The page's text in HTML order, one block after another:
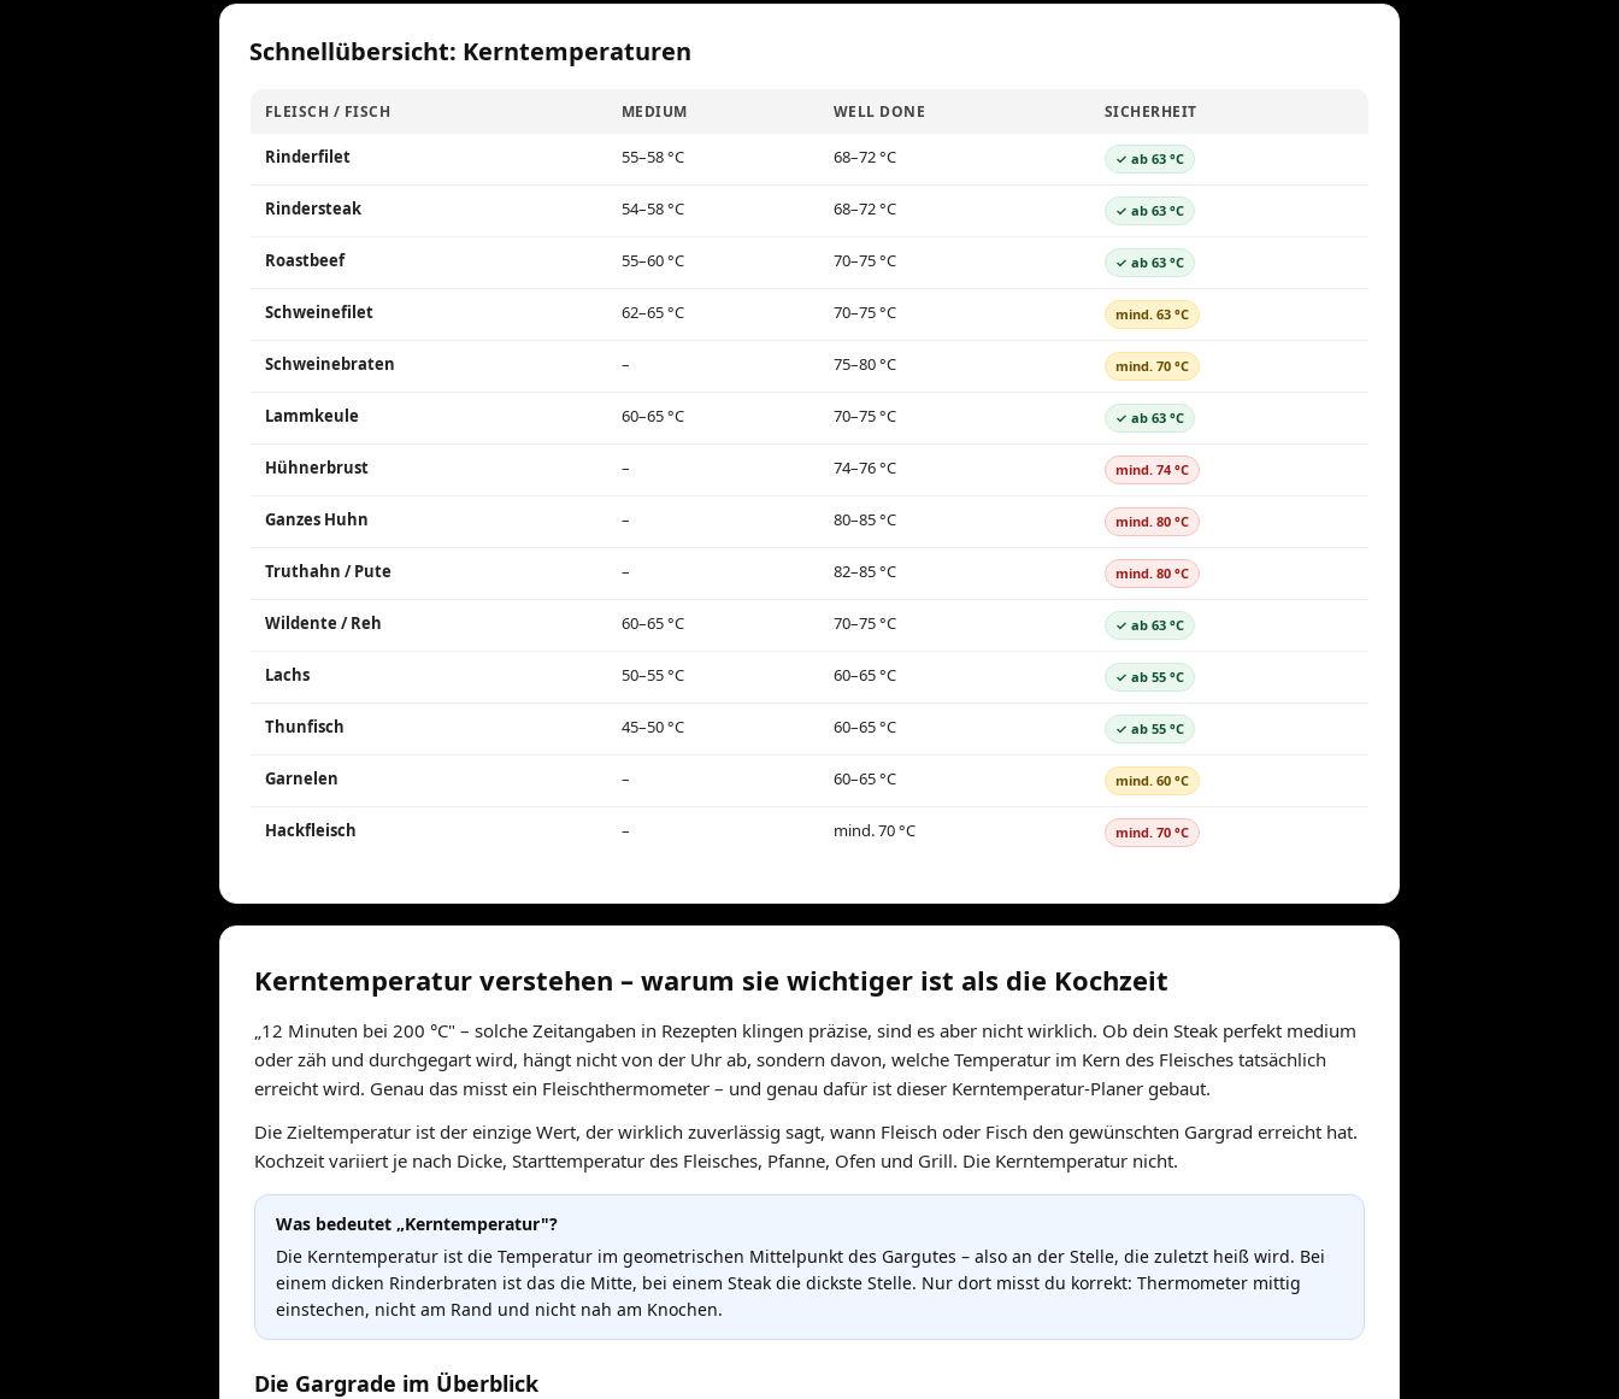
Schnellübersicht: Kerntemperaturen
FLEISCH / FISCH MEDIUM WELL DONE SICHERHEIT
Rinderfilet 55–58 °C 68–72 °C ✓ ab 63 °C
Rindersteak 54–58 °C 68–72 °C ✓ ab 63 °C
Roastbeef 55–60 °C 70–75 °C ✓ ab 63 °C
Schweinefilet 62–65 °C 70–75 °C mind. 63 °C
Schweinebraten – 75–80 °C mind. 70 °C
Lammkeule 60–65 °C 70–75 °C ✓ ab 63 °C
Hühnerbrust – 74–76 °C mind. 74 °C
Ganzes Huhn – 80–85 °C mind. 80 °C
Truthahn / Pute – 82–85 °C mind. 80 °C
Wildente / Reh 60–65 °C 70–75 °C ✓ ab 63 °C
Lachs 50–55 °C 60–65 °C ✓ ab 55 °C
Thunfisch 45–50 °C 60–65 °C ✓ ab 55 °C
Garnelen – 60–65 °C mind. 60 °C
Hackfleisch – mind. 70 °C mind. 70 °C
Kerntemperatur verstehen – warum sie wichtiger ist als die Kochzeit
„12 Minuten bei 200 °C" – solche Zeitangaben in Rezepten klingen präzise, sind es aber nicht wirklich. Ob dein Steak perfekt medium
oder zäh und durchgegart wird, hängt nicht von der Uhr ab, sondern davon, welche Temperatur im Kern des Fleisches tatsächlich
erreicht wird. Genau das misst ein Fleischthermometer – und genau dafür ist dieser Kerntemperatur-Planer gebaut.
Die Zieltemperatur ist der einzige Wert, der wirklich zuverlässig sagt, wann Fleisch oder Fisch den gewünschten Gargrad erreicht hat.
Kochzeit variiert je nach Dicke, Starttemperatur des Fleisches, Pfanne, Ofen und Grill. Die Kerntemperatur nicht.
Was bedeutet „Kerntemperatur"?
Die Kerntemperatur ist die Temperatur im geometrischen Mittelpunkt des Gargutes – also an der Stelle, die zuletzt heiß wird. Bei
einem dicken Rinderbraten ist das die Mitte, bei einem Steak die dickste Stelle. Nur dort misst du korrekt: Thermometer mittig
einstechen, nicht am Rand und nicht nah am Knochen.
Die Gargrade im Überblick